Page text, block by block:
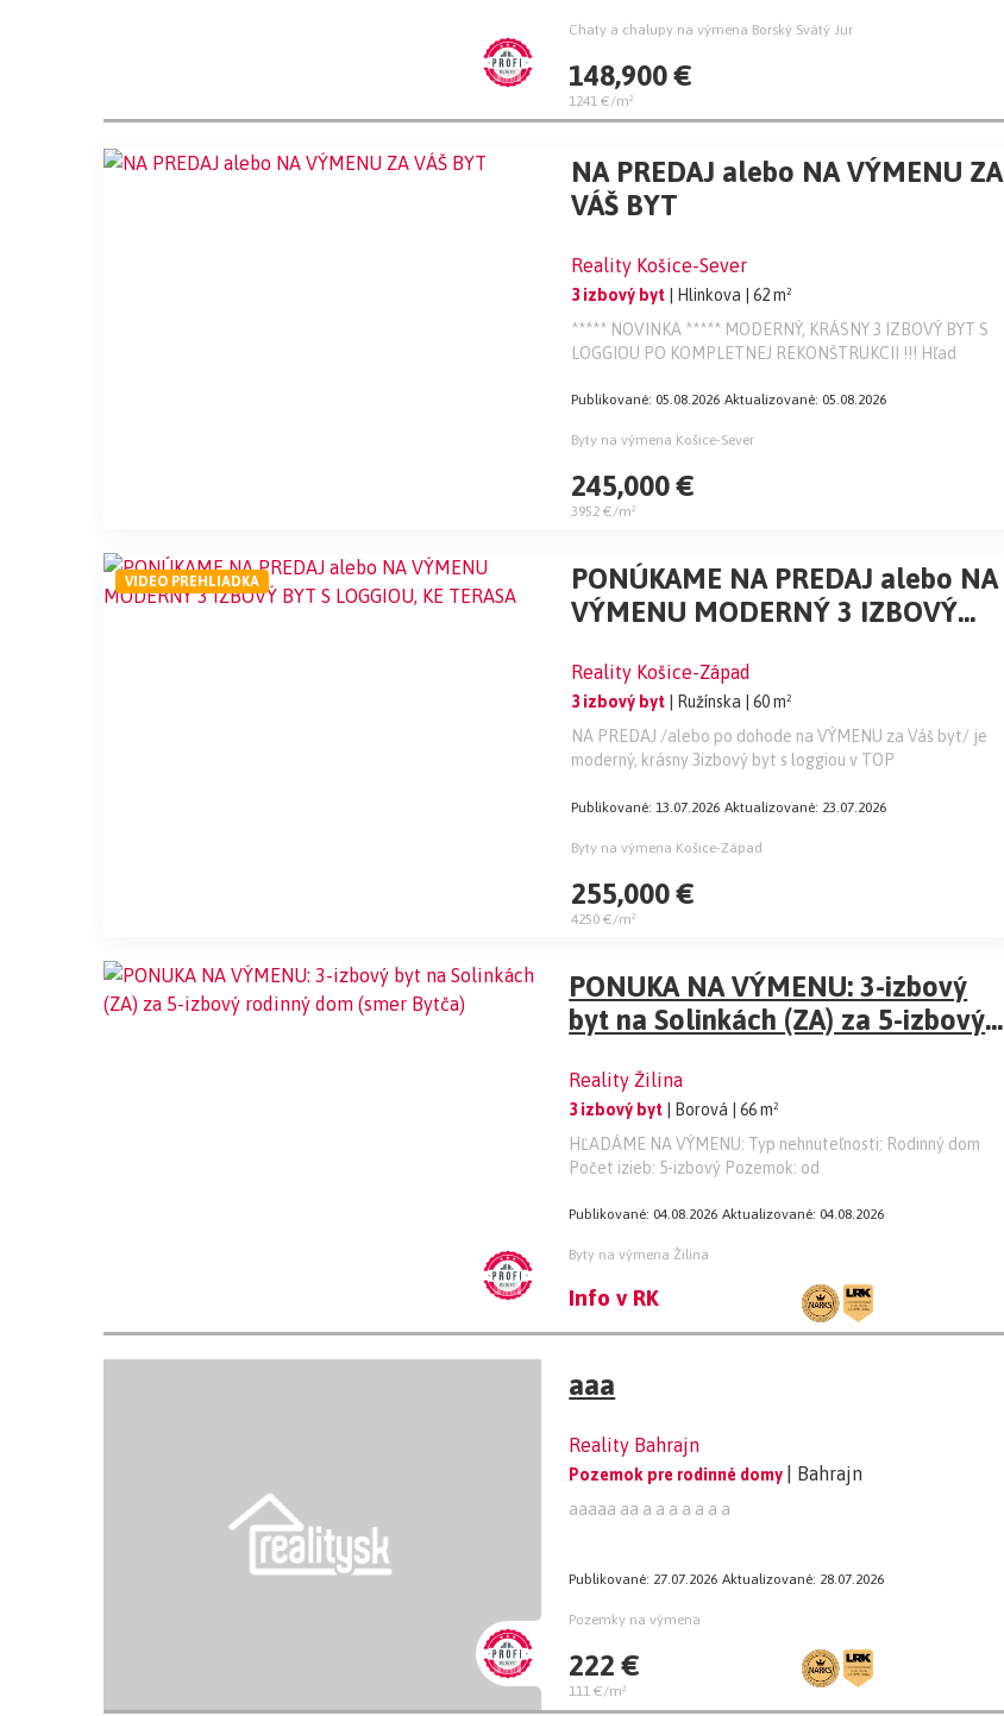
Chaty a chalupy na výmena Borský Svätý Jur
148,900 €
1241 €/m²
NA PREDAJ alebo NA VÝMENU ZA
VÁŠ BYT
Reality Košice-Sever
3 izbový byt | Hlinkova
| 62 m²
***** NOVINKA ***** MODERNÝ, KRÁSNY 3 IZBOVÝ BYT S
LOGGIOU PO KOMPLETNEJ REKONŠTRUKCII !!! Hľad
Publikované: 05.08.2026 Aktualizované: 05.08.2026
Byty na výmena Košice-Sever
245,000 €
3952 €/m²
PONÚKAME NA PREDAJ alebo NA
VÝMENU MODERNÝ 3 IZBOVÝ
Reality Košice-Západ
3 izbový byt | Ružínska
| 60 m²
NA PREDAJ /alebo po dohode na VÝMENU za Váš byt/ je
moderný, krásny 3izbový byt s loggiou v TOP
Publikované: 13.07.2026 Aktualizované: 23.07.2026
Byty na výmena Košice-Západ
255,000 €
4250 €/m²
VIDEO PREHLIADKA
PONUKA NA VÝMENU: 3-izbový
byt na Solinkách (ZA) za 5-izbový
Reality Žilina
3 izbový byt | Borová
| 66 m²
HĽADÁME NA VÝMENU: Typ nehnuteľnosti: Rodinný dom
Počet izieb: 5-izbový Pozemok: od
Publikované: 04.08.2026 Aktualizované: 04.08.2026
Byty na výmena Žilina
Info v RK
aaa
Reality Bahrajn
Pozemok pre rodinné domy | Bahrajn
aaaaa aa a a a a a a a
Publikované: 27.07.2026 Aktualizované: 28.07.2026
Pozemky na výmena
222 €
111 €/m²